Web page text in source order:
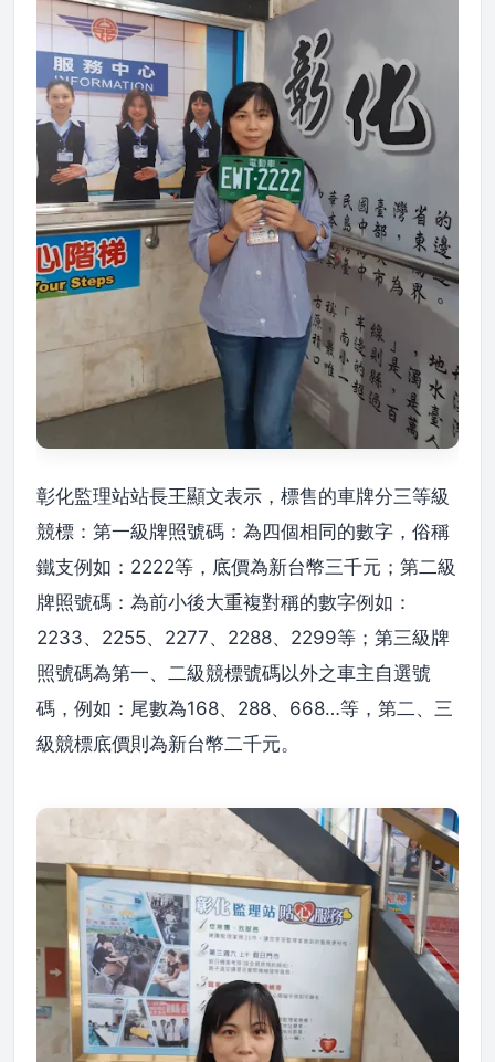
彰化監理站站長王顯文表示，標售的車牌分三等級
競標：第一級牌照號碼：為四個相同的數字，俗稱
鐵支例如：2222等，底價為新台幣三千元；第二級
牌照號碼：為前小後大重複對稱的數字例如：
2233、2255、2277、2288、2299等；第三級牌
照號碼為第一、二級競標號碼以外之車主自選號
碼，例如：尾數為168、288、668…等，第二、三
級競標底價則為新台幣二千元。